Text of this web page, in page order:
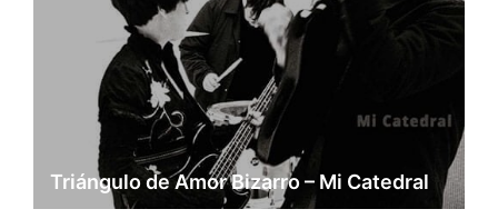
Triángulo de Amor Bizarro – Mi Catedral